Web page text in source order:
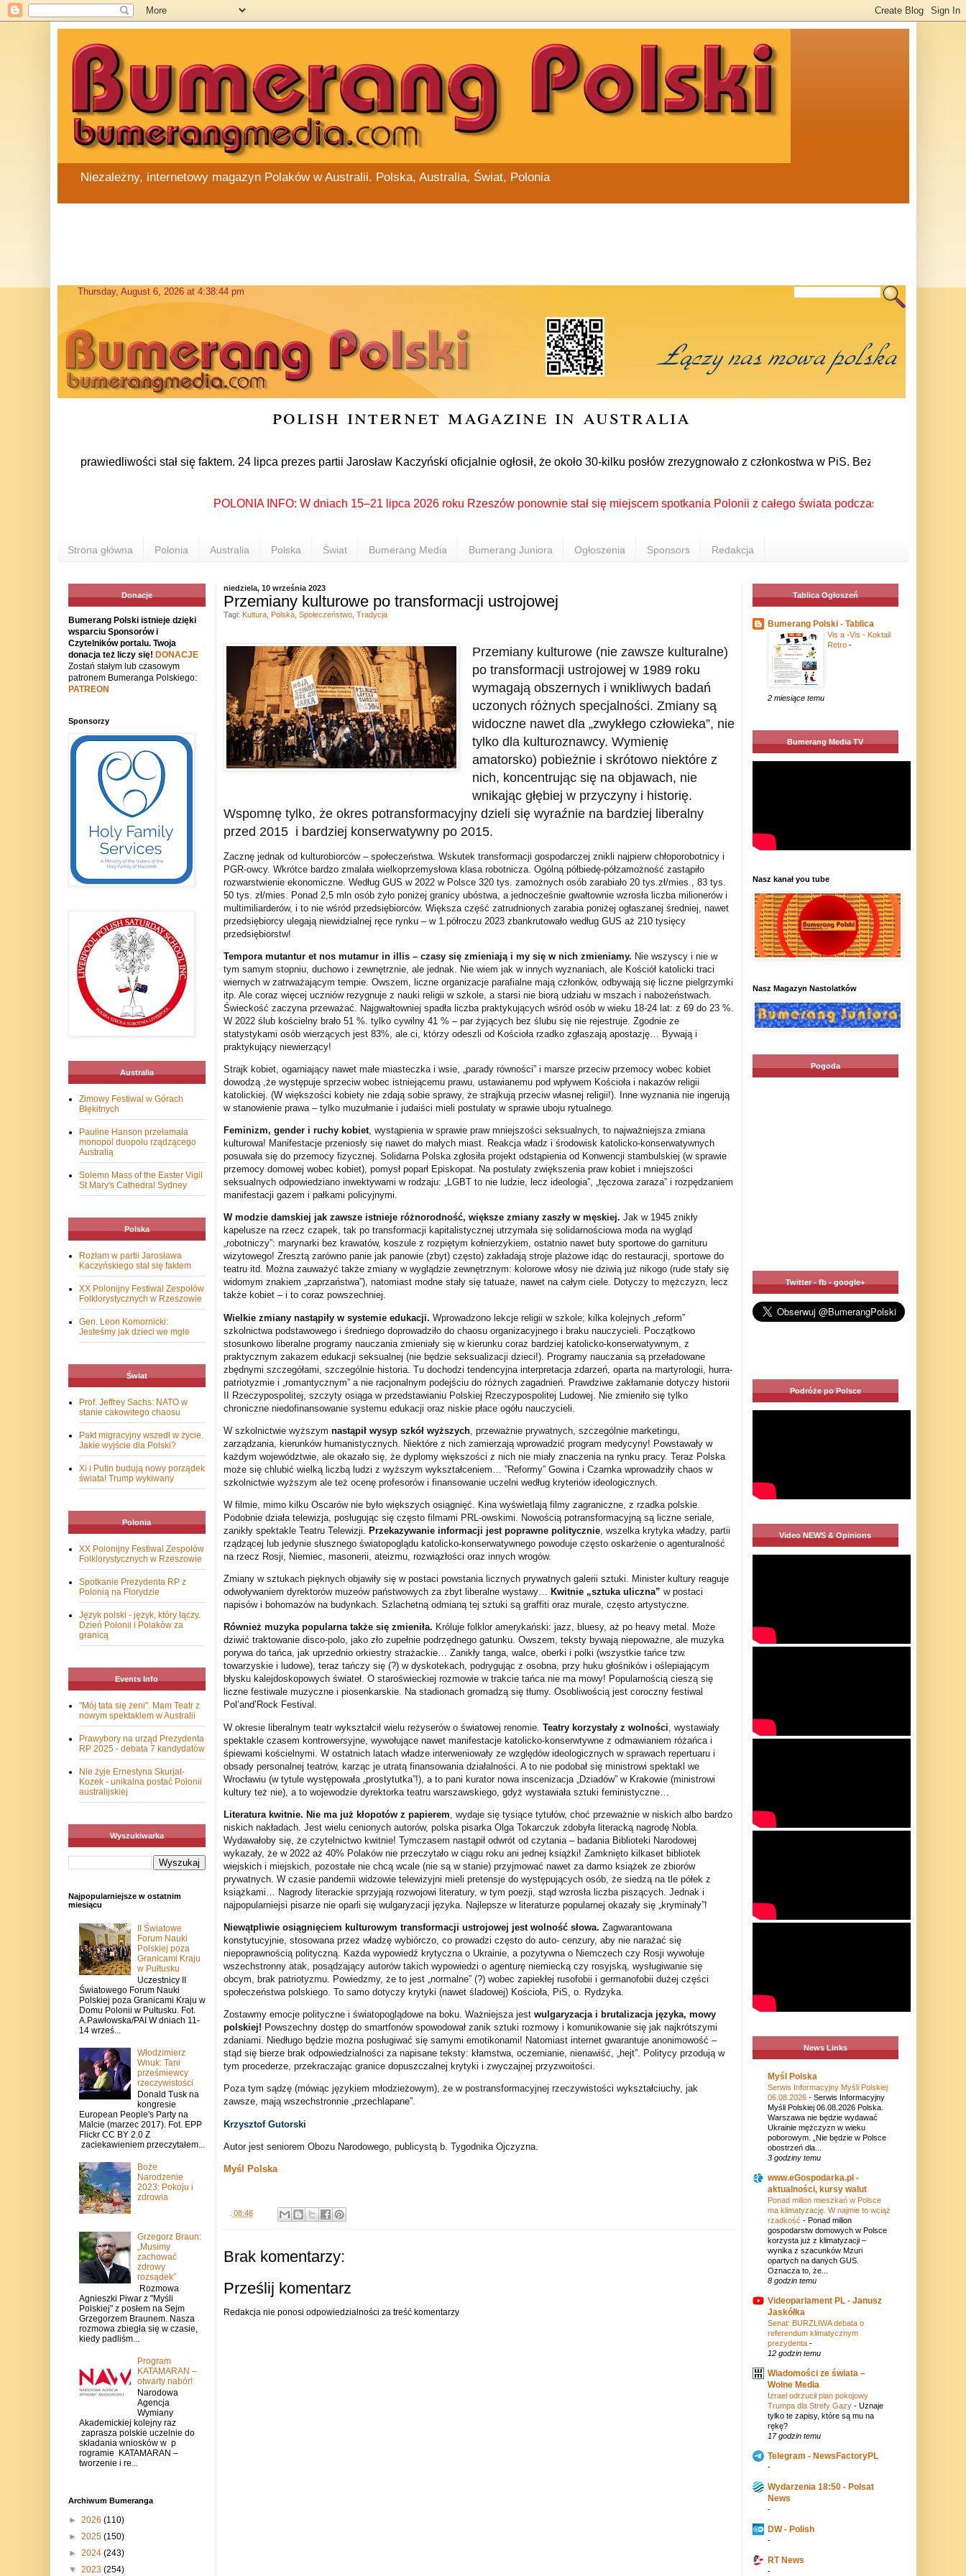
Niezależny, internetowy magazyn Polaków w Australii. Polska, Australia, Świat, Polonia
polish internet magazine in australia
i Sprawiedliwości stał się faktem. 24 lipca prezes partii Jarosław Kaczyński oficjalnie ogłosił, że około 30-kilku posłów zrezygnowało z członkostwa w PiS. Bezpośrednią
POLONIA INFO: W dniach 15–21 lipca 2026 roku Rzeszów ponownie stał się miejscem spotkania Polonii z całego świata podczas XX
Strona główna Polonia Australia Polska Świat Bumerang Media Bumerang Juniora Ogłoszenia Sponsors Redakcja
niedziela, 10 września 2023
Przemiany kulturowe po transformacji ustrojowej
Przemiany kulturowe (nie zawsze kulturalne)
po transformacji ustrojowej w 1989 roku
wymagają obszernych i wnikliwych badań
uczonych różnych specjalności. Zmiany są
widoczne nawet dla „zwykłego człowieka”, nie
tylko dla kulturoznawcy. Wymienię
amatorsko) pobieżnie i skrótowo niektóre z
nich, koncentrując się na objawach, nie
wnikając głębiej w przyczyny i historię.
Wspomnę tylko, że okres potransformacyjny dzieli się wyraźnie na bardziej liberalny
przed 2015 i bardziej konserwatywny po 2015.
Zacznę jednak od kulturobiorców – społeczeństwa. Wskutek transformacji gospodarczej znikli najpierw chłoporobotnicy i
PGR-owcy. Wkrótce bardzo zmalała wielkoprzemysłowa klasa robotnicza. Ogólną półbiedę-półzamożność zastąpiło
rozwarstwienie ekonomiczne. Według GUS w 2022 w Polsce 320 tys. zamożnych osób zarabiało 20 tys.zł/mies., 83 tys.
50 tys. zł/mies. Ponad 2,5 mln osób żyło poniżej granicy ubóstwa, a jednocześnie gwałtownie wzrosła liczba milionerów i
multimiliarderów, i to nie wśród przedsiębiorców. Większa część zatrudnionych zarabia poniżej ogłaszanej średniej, nawet
przedsiębiorcy ulegają niewidzialnej ręce rynku – w 1.półroczu 2023 zbankrutowało według GUS aż 210 tysięcy
przedsiębiorstw!
Tempora mutantur et nos mutamur in illis – czasy się zmieniają i my się w nich zmieniamy. Nie wszyscy i nie w
tym samym stopniu, duchowo i zewnętrznie, ale jednak. Nie wiem jak w innych wyznaniach, ale Kościół katolicki traci
wiernych w zatrważającym tempie. Owszem, liczne organizacje parafialne mają członków, odbywają się liczne pielgrzymki
itp. Ale coraz więcej uczniów rezygnuje z nauki religii w szkole, a starsi nie biorą udziału w mszach i nabożeństwach.
Świeckość zaczyna przeważać. Najgwałtowniej spadła liczba praktykujących wśród osób w wieku 18-24 lat: z 69 do 23 %.
W 2022 ślub kościelny brało 51 %. tylko cywilny 41 % – par żyjących bez ślubu się nie rejestruje. Zgodnie ze
statystykami osób wierzących jest 83%, ale ci, którzy odeszli od Kościoła rzadko zgłaszają apostazję… Bywają i
praktykujący niewierzący!
Strajk kobiet, ogarniający nawet małe miasteczka i wsie, „parady równości” i marsze przeciw przemocy wobec kobiet
dowodzą ,że występuje sprzeciw wobec istniejącemu prawu, ustawianemu pod wpływem Kościoła i nakazów religii
katolickiej. (W większości kobiety nie zdają sobie sprawy, że strajkują przeciw własnej religii!). Inne wyznania nie ingerują
w stanowienie prawa – tylko muzułmanie i judaiści mieli postulaty w sprawie uboju rytualnego.
Feminizm, gender i ruchy kobiet, wystąpienia w sprawie praw mniejszości seksualnych, to najważniejsza zmiana
kulturowa! Manifestacje przeniosły się nawet do małych miast. Reakcja władz i środowisk katolicko-konserwatywnych
posuwała się do przemocy fizycznej. Solidarna Polska zgłosiła projekt odstąpienia od Konwencji stambulskiej (w sprawie
przemocy domowej wobec kobiet), pomysł poparł Episkopat. Na postulaty zwiększenia praw kobiet i mniejszości
seksualnych odpowiedziano inwektywami w rodzaju: „LGBT to nie ludzie, lecz ideologia”, „tęczowa zaraza” i rozpędzaniem
manifestacji gazem i pałkami policyjnymi.
W modzie damskiej jak zawsze istnieje różnorodność, większe zmiany zaszły w męskiej. Jak w 1945 znikły
kapelusze na rzecz czapek, tak po transformacji kapitalistycznej utrzymała się solidarnościowa moda na wygląd
„robotniczy”: marynarki bez krawatów, koszule z rozpiętym kołnierzykiem, ostatnio nawet buty sportowe do garnituru
wizytowego! Zresztą zarówno panie jak panowie (zbyt) często) zakładają stroje plażowe idąc do restauracji, sportowe do
teatru itd. Można zauważyć także zmiany w wyglądzie zewnętrznym: kolorowe włosy nie dziwią już nikogo (rude stały się
widomym znakiem „zaprzaństwa”), natomiast modne stały się tatuaże, nawet na całym ciele. Dotyczy to mężczyzn, lecz
także kobiet – i to coraz powszechniej.
Wielkie zmiany nastąpiły w systemie edukacji. Wprowadzono lekcje religii w szkole; kilka kolejnych „reform”
szkolnictwa podstawowego i średniego doprowadziło do chaosu organizacyjnego i braku nauczycieli. Początkowo
stosunkowo liberalne programy nauczania zmieniały się w kierunku coraz bardziej katolicko-konserwatywnym, z
praktycznym zakazem edukacji seksualnej (nie będzie seksualizacji dzieci!). Programy nauczania są przeładowane
zbędnymi szczegółami, szczególnie historia. Tu dochodzi tendencyjna interpretacja zdarzeń, oparta na martyrologii, hurra-
patriotyzmie i „romantycznym” a nie racjonalnym podejściu do różnych zagadnień. Prawdziwe zakłamanie dotyczy historii
II Rzeczypospolitej, szczyty osiąga w przedstawianiu Polskiej Rzeczypospolitej Ludowej. Nie zmieniło się tylko
chroniczne niedofinansowanie systemu edukacji oraz niskie płace ogółu nauczycieli.
W szkolnictwie wyższym nastąpił wysyp szkół wyższych, przeważnie prywatnych, szczególnie marketingu,
zarządzania, kierunków humanistycznych. Niektóre z nich zamierzają wprowadzić program medycyny! Powstawały w
każdym województwie, ale okazało się, że dyplomy większości z nich nie miały znaczenia na rynku pracy. Teraz Polska
może się chlubić wielką liczbą ludzi z wyższym wykształceniem… ”Reformy” Gowina i Czarnka wprowadziły chaos w
szkolnictwie wyższym ale też ocenę profesorów i finansowanie uczelni według kryteriów ideologicznych.
W filmie, mimo kilku Oscarów nie było większych osiągnięć. Kina wyświetlają filmy zagraniczne, z rzadka polskie.
Podobnie działa telewizja, posługując się często filmami PRL-owskimi. Nowością potransformacyjną są liczne seriale,
zanikły spektakle Teatru Telewizji. Przekazywanie informacji jest poprawne politycznie, wszelka krytyka władzy, partii
rządzącej lub jedynie słusznego światopoglądu katolicko-konserwatywnego powoduje często oskarżenie o agenturalność
na rzecz Rosji, Niemiec, masonerii, ateizmu, rozwiązłości oraz innych wrogów.
Zmiany w sztukach pięknych objawiły się w postaci powstania licznych prywatnych galerii sztuki. Minister kultury reaguje
odwoływaniem dyrektorów muzeów państwowych za zbyt liberalne wystawy… Kwitnie „sztuka uliczna” w postaci
napisów i bohomazów na budynkach. Szlachetną odmianą tej sztuki są graffiti oraz murale, często artystyczne.
Również muzyka popularna także się zmieniła. Króluje folklor amerykański: jazz, bluesy, aż po heavy metal. Może
dziwić traktowanie disco-polo, jako zło zupełnie podrzędnego gatunku. Owszem, teksty bywają niepoważne, ale muzyka
porywa do tańca, jak uprzednio orkiestry strażackie… Zanikły tanga, walce, oberki i polki (wszystkie tańce tzw.
towarzyskie i ludowe), teraz tańczy się (?) w dyskotekach, podrygując z osobna, przy huku głośników i oślepiającym
błysku kalejdoskopowych świateł. O staroświeckiej rozmowie w trakcie tańca nie ma mowy! Popularnością cieszą się
liczne festiwale muzyczne i piosenkarskie. Na stadionach gromadzą się tłumy. Osobliwością jest coroczny festiwal
Pol’and’Rock Festival.
W okresie liberalnym teatr wykształcił wielu reżyserów o światowej renomie. Teatry korzystały z wolności , wystawiały
spektakle czasem kontrowersyjne, wywołujące nawet manifestacje katolicko-konserwtywne z odmawianiem różańca i
śpiewami kościelnymi. W ostatnich latach władze interweniowały ze względów ideologicznych w sprawach repertuaru i
obsady personalnej teatrów, karząc je utratą finansowania działalności. A to nie podobał się ministrowi spektakl we
Wrocławiu (w tytule występowała „prostytutka”!), a to pani kurator nowa inscenizacja „Dziadów” w Krakowie (ministrowi
kultury też nie), a to wojewodzie dyrektorka teatru warszawskiego, gdyż wystawiała sztuki feministyczne…
Literatura kwitnie. Nie ma już kłopotów z papierem , wydaje się tysiące tytułów, choć przeważnie w niskich albo bardzo
niskich nakładach. Jest wielu cenionych autorów, polska pisarka Olga Tokarczuk zdobyła literacką nagrodę Nobla.
Wydawałoby się, że czytelnictwo kwitnie! Tymczasem nastąpił odwrót od czytania – badania Biblioteki Narodowej
wykazały, że w 2022 aż 40% Polaków nie przeczytało w ciągu roku ani jednej książki! Zamknięto kilkaset bibliotek
wiejskich i miejskich, pozostałe nie chcą wcale (nie są w stanie) przyjmować nawet za darmo książek ze zbiorów
prywatnych. W czasie pandemii widzowie telewizyjni mieli pretensje do występujących osób, że siedzą na tle półek z
książkami… Nagrody literackie sprzyjają rozwojowi literatury, w tym poezji, stąd wzrosła liczba piszących. Jednak i
najpopularniejsi pisarze nie oparli się wulgaryzacji języka. Najlepsze w literaturze popularnej okazały się „kryminały”!
Niewątpliwie osiągnięciem kulturowym transformacji ustrojowej jest wolność słowa. Zagwarantowana
konstytucyjnie, stosowana przez władzę wybiórczo, co prowadzi często do auto- cenzury, aby nie narażać się
niepoprawnością polityczną. Każda wypowiedź krytyczna o Ukrainie, a pozytywna o Niemczech czy Rosji wywołuje
wszechstronny atak, posądzający autorów takich wypowiedzi o agenturę niemiecką czy rosyjską, wysługiwanie się
obcym, brak patriotyzmu. Powiedzmy, że to jest „normalne” (?) wobec zapiekłej rusofobii i germanofobii dużej części
społeczeństwa polskiego. To samo dotyczy krytyki (nawet śladowej) Kościoła, PiS, o. Rydzyka.
Zostawmy emocje polityczne i światopoglądowe na boku. Ważniejsza jestwulgaryzacja i brutalizacja języka, mowy
polskiej! Powszechny dostęp do smartfonów spowodował zanik sztuki rozmowy i komunikowanie się jak najkrótszymi
zdaniami. Niedługo będzie można posługiwać się samymi emotikonami! Natomiast internet gwarantuje anonimowość –
stąd się bierze brak odpowiedzialności za napisane teksty: kłamstwa, oczernianie, nienawiść, „hejt”. Politycy przodują w
tym procederze, przekraczając granice dopuszczalnej krytyki i zwyczajnej przyzwoitości.
Poza tym sądzę (mówiąc językiem młodzieżowym), że w postransformacyjnej rzeczywistości wykształciuchy, jak
zawsze, mają wszechstronnie „przechlapane”.
Krzysztof Gutorski
Autor jest seniorem Obozu Narodowego, publicystą b. Tygodnika Ojczyzna.
Myśl Polska
08:46
Tagi: Kultura, Polska, Społeczeństwo, Tradycja
Brak komentarzy:
Prześlij komentarz
Redakcja nie ponosi odpowiedzialności za treść komentarzy
Donacje
Bumerang Polski istnieje dzięki
wsparciu Sponsorów i
Czytelników portalu. Twoja
donacja też liczy się! DONACJE
Zostań stałym lub czasowym
patronem Bumeranga Polskiego:
PATREON
Sponsorzy
Australia
Zimowy Festiwal w Górach
Błękitnych
Pauline Hanson przełamała
monopol duopolu rządzącego
Australią
Solemn Mass of the Easter Vigil
St Mary's Cathedral Sydney
Polska
Rozłam w partii Jarosława
Kaczyńskiego stał się faktem
XX Polonijny Festiwal Zespołów
Folklorystycznych w Rzeszowie
Gen. Leon Komornicki:
Jesteśmy jak dzieci we mgle
Świat
Prof. Jeffrey Sachs: NATO w
stanie cakowitego chaosu
Pakt migracyjny wszedł w życie.
Jakie wyjście dla Polski?
Xi i Putin budują nowy porządek
świata! Trump wykiwany
Polonia
XX Polonijny Festiwal Zespołów
Folklorystycznych w Rzeszowie
Spotkanie Prezydenta RP z
Polonią na Florydzie
Język polski - język, który łączy.
Dzień Polonii i Polaków za
granicą
Events Info
"Mój tata się żeni". Mam Teatr z
nowym spektaklem w Australii
Prawybory na urząd Prezydenta
RP 2025 - debata 7 kandydatów
Nie żyje Ernestyna Skurjat-
Kozek - unikalna postać Polonii
australijskiej
Wyszukiwarka
Najpopularniejsze w ostatnim
miesiącu
II Światowe
Forum Nauki
Polskiej poza
Granicami Kraju
w Pułtusku
Uczestnicy II
Światowego Forum Nauki
Polskiej poza Granicami Kraju w
Domu Polonii w Pułtusku. Fot.
A.Pawłowska/PAI W dniach 11-
14 wrześ...
Włodzimierz
Wnuk: Tani
prześmiewcy
rzeczywistości
Donald Tusk na
kongresie
European People's Party na
Malcie (marzec 2017). Fot. EPP
Flickr CC BY 2.0 Z
zaciekawieniem przeczytałem...
Boże
Narodzenie
2023: Pokoju i
zdrowia
Grzegorz Braun:
„Musimy
zachować
zdrowy
rozsądek”
Rozmowa
Agnieszki Piwar z "Myśli
Polskiej" z posłem na Sejm
Grzegorzem Braunem. Nasza
rozmowa zbiegła się w czasie,
kiedy padliśm...
Program
KATAMARAN –
otwarty nabór!
Narodowa
Agencja
Wymiany
Akademickiej kolejny raz
zaprasza polskie uczelnie do
składania wniosków w p
rogramie KATAMARAN –
tworzenie i re...
Archiwum Bumeranga
► 2026 (110)
► 2025 (150)
► 2024 (243)
▼ 2023 (254)
Tablica Ogłoszeń
Bumerang Polski - Tablica
Vis a -Vis - Koktail
Retro -
2 miesiące temu
Bumerang Media TV
Nasz kanał you tube
Nasz Magazyn Nastolatków
Pogoda
Twitter - fb - google+
Podróże po Polsce
Video NEWS & Opinions
News Links
Myśl Polska
Serwis Informacyjny Myśli Polskiej
06.08.2026 - Serwis Informacyjny
Myśli Polskiej 06.08.2026 Polska.
Warszawa nie będzie wydawać
Ukrainie mężczyzn w wieku
poborowym. „Nie będzie w Polsce
obostrzeń dla...
3 godziny temu
www.eGospodarka.pl -
aktualności, kursy walut
Ponad milion mieszkań w Polsce
ma klimatyzację. W najmie to wciąż
rzadkość - Ponad milion
gospodarstw domowych w Polsce
korzysta już z klimatyzacji –
wynika z szacunków Mzuri
opartych na danych GUS.
Oznacza to, że...
8 godzin temu
Videoparlament PL - Janusz
Jaskółka
Senat: BURZLIWA debata o
referendum klimatycznym
prezydenta -
12 godzin temu
Wiadomości ze świata –
Wolne Media
Izrael odrzucił plan pokojowy
Trumpa dla Strefy Gazy - Uznaje
tylko te zapisy, które są mu na
rękę?
17 godzin temu
Telegram - NewsFactoryPL
-
Wydarzenia 18:50 - Polsat
News
-
DW - Polish
-
RT News
-